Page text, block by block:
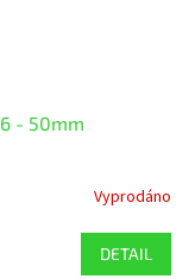
- 50mm
Vyprodáno
DETAIL